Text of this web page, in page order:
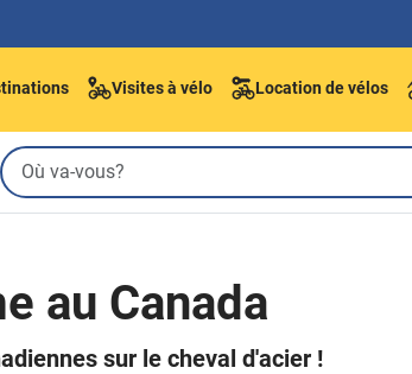
Visites à vélo Location de vélos
au Canada
sur le cheval d'acier !